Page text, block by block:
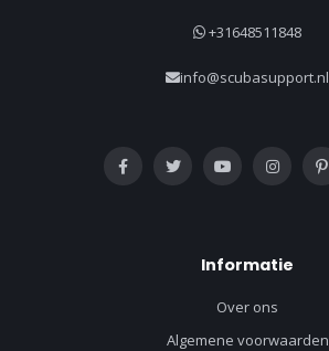
+31648511848
info@scubasupport.nl
Informatie
Over ons
Algemene voorwaarden